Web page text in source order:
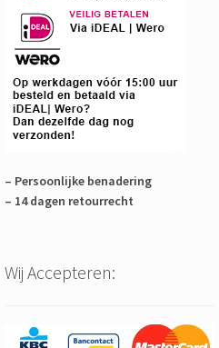
– Persoonlijke benadering
– 14 dagen retourrecht
Wij Accepteren: